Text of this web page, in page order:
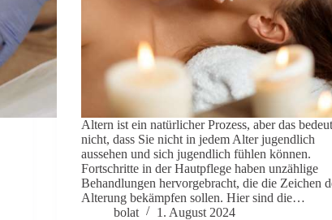
Altern ist ein natürlicher Prozess, aber das
nicht, dass Sie nicht in jedem Alter jugendlich
aussehen und sich jugendlich fühlen können.
Fortschritte in der Hautpflege haben unzählige
Behandlungen hervorgebracht, die die Zeichen
Alterung bekämpfen sollen. Hier sind die…
bolat
1. August 2024